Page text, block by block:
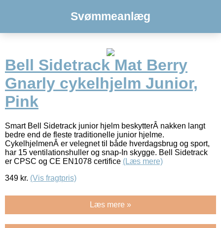
Svømmeanlæg
Bell Sidetrack Mat Berry
Gnarly cykelhjelm Junior,
Pink
Smart Bell Sidetrack junior hjelm beskytterÂ nakken langt
bedre end de fleste traditionelle junior hjelme.
CykelhjelmenÂ er velegnet til både hverdagsbrug og sport,
har 15 ventilationshuller og snap-In skygge. Bell Sidetrack
er CPSC og CE EN1078 certifice (Læs mere)
349 kr. (Vis fragtpris)
Læs mere »